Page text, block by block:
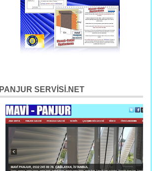
PANJUR SERVİSİ.NET